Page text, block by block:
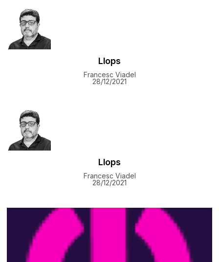
Llops
Francesc Viadel
28/12/2021
Llops
Francesc Viadel
28/12/2021